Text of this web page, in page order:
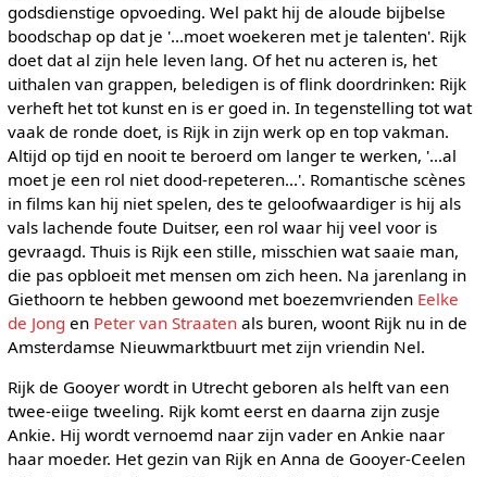
godsdienstige opvoeding. Wel pakt hij de aloude bijbelse
boodschap op dat je '...moet woekeren met je talenten'. Rijk
doet dat al zijn hele leven lang. Of het nu acteren is, het
uithalen van grappen, beledigen is of flink doordrinken: Rijk
verheft het tot kunst en is er goed in. In tegenstelling tot wat
vaak de ronde doet, is Rijk in zijn werk op en top vakman.
Altijd op tijd en nooit te beroerd om langer te werken, '...al
moet je een rol niet dood-repeteren...'. Romantische scènes
in films kan hij niet spelen, des te geloofwaardiger is hij als
vals lachende foute Duitser, een rol waar hij veel voor is
gevraagd. Thuis is Rijk een stille, misschien wat saaie man,
die pas opbloeit met mensen om zich heen. Na jarenlang in
Giethoorn te hebben gewoond met boezemvrienden Eelke
de Jong en Peter van Straatenals buren, woont Rijk nu in de
Amsterdamse Nieuwmarktbuurt met zijn vriendin Nel.
Rijk de Gooyer wordt in Utrecht geboren als helft van een
twee-eiige tweeling. Rijk komt eerst en daarna zijn zusje
Ankie. Hij wordt vernoemd naar zijn vader en Ankie naar
haar moeder. Het gezin van Rijk en Anna de Gooyer-Ceelen